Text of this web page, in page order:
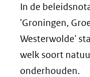
In de
'Groningen,
Westerwolde'
welk soort
onderhouden.